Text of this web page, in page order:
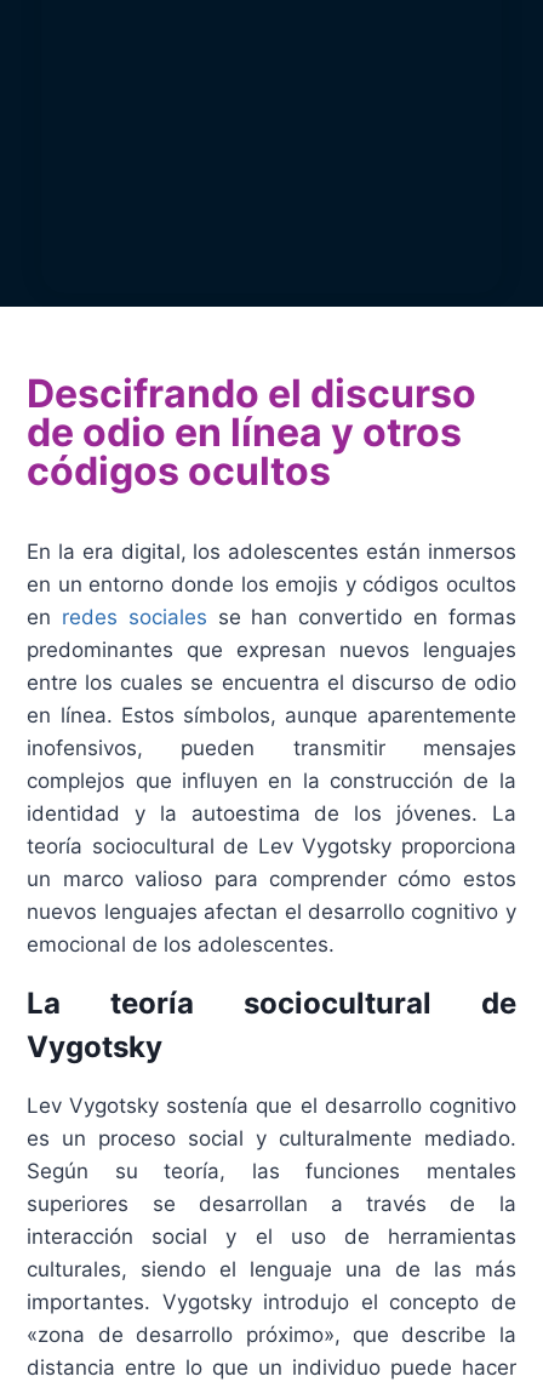
​Descifrando el discurso
de odio en línea y otros
códigos ocultos
En la era digital, los adolescentes están inmersos
en un entorno donde los emojis y códigos ocultos
en redes sociales se han convertido en formas
predominantes que expresan nuevos lenguajes
entre los cuales se encuentra el discurso de odio
en línea. Estos símbolos, aunque aparentemente
inofensivos, pueden transmitir mensajes
complejos que influyen en la construcción de la
identidad y la autoestima de los jóvenes. La
teoría sociocultural de Lev Vygotsky proporciona
un marco valioso para comprender cómo estos
nuevos lenguajes afectan el desarrollo cognitivo y
emocional de los adolescentes.​
La teoría sociocultural de
Vygotsky
Lev Vygotsky sostenía que el desarrollo cognitivo
es un proceso social y culturalmente mediado.
Según su teoría, las funciones mentales
superiores se desarrollan a través de la
interacción social y el uso de herramientas
culturales, siendo el lenguaje una de las más
importantes. Vygotsky introdujo el concepto de
«zona de desarrollo próximo», que describe la
distancia entre lo que un individuo puede hacer